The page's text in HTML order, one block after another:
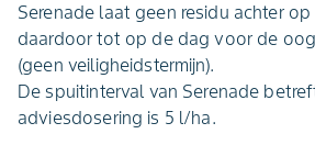
Serenade laat geen residu achter
daardoor tot op de dag voor de
(geen veiligheidstermijn).
De spuitinterval van Serenade
adviesdosering is 5 l/ha.